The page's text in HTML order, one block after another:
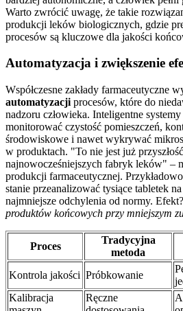
Warto zwrócić uwagę, że takie
produkcji leków biologicznych, gdzie
procesów są kluczowe dla jakości
Automatyzacja i zwiększenie
Współczesne zakłady farmaceutyczne
automatyzacji procesów, które do
nadzoru człowieka. Inteligentne
monitorować czystość pomieszczeń,
środowiskowe i nawet wykrywać
w produktach.
To nie jest już
najnowocześniejszych fabryk leków
–
produkcji farmaceutycznej.
stanie przeanalizować tysiące tabletek
najmniejsze odchylenia od normy. Efekt?
produktów końcowych przy mniejszym
Proces
Tradycyjna
metoda
Kontrola jakości Próbkowanie
Kalibracja
Ręczne